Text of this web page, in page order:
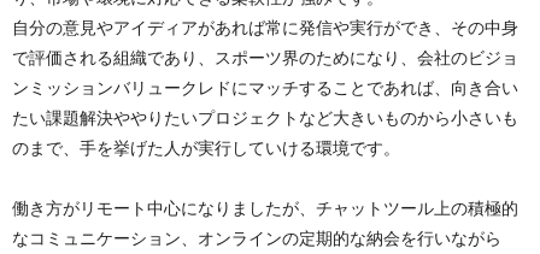
自分の意見やアイディアがあれば常に発信や実行ができ、その中身
で評価される組織であり、スポーツ界のためになり、会社のビジョ
ンミッションバリュークレドにマッチすることであれば、向き合い
たい課題解決ややりたいプロジェクトなど大きいものから小さいも
のまで、手を挙げた人が実行していける環境です。
働き方がリモート中心になりましたが、チャットツール上の積極的
なコミュニケーション、オンラインの定期的な納会を行いながら